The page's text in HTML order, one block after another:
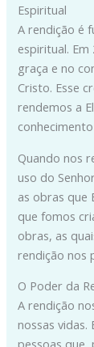
Espiritual
A rendição é
espiritual.
graça e no
Cristo. Esse
rendemos a
Quando nos
uso do
as obras que
que fomos
obras, as
rendição nos
O Poder da
A rendição
nossas vidas.